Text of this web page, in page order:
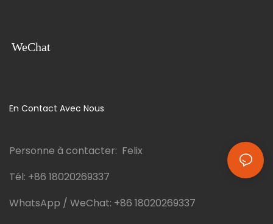
WeChat
En Contact Avec Nous
Personne à contacter: Felix
Tél: +86 18020269337
WhatsApp / WeChat: +86 18020269337